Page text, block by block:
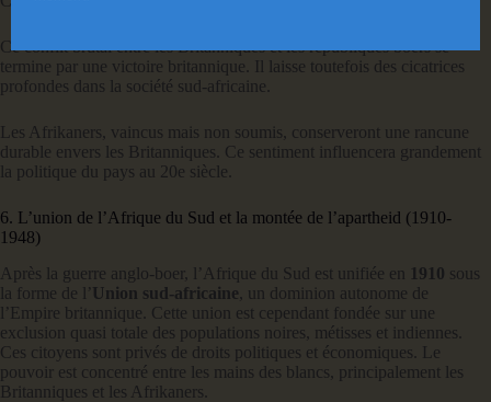
Ce conflit brutal entre les Britanniques et les républiques boers se
termine par une victoire britannique. Il laisse toutefois des cicatrices
profondes dans la société sud-africaine.
Les Afrikaners, vaincus mais non soumis, conserveront une rancune
durable envers les Britanniques. Ce sentiment influencera grandement
la politique du pays au 20e siècle.
6. L’union de l’Afrique du Sud et la montée de l’apartheid (1910-
1948)
Après la guerre anglo-boer, l’Afrique du Sud est unifiée en 1910 sous
la forme de l’Union sud-africaine, un dominion autonome de
l’Empire britannique. Cette union est cependant fondée sur une
exclusion quasi totale des populations noires, métisses et indiennes.
Ces citoyens sont privés de droits politiques et économiques. Le
pouvoir est concentré entre les mains des blancs, principalement les
Britanniques et les Afrikaners.